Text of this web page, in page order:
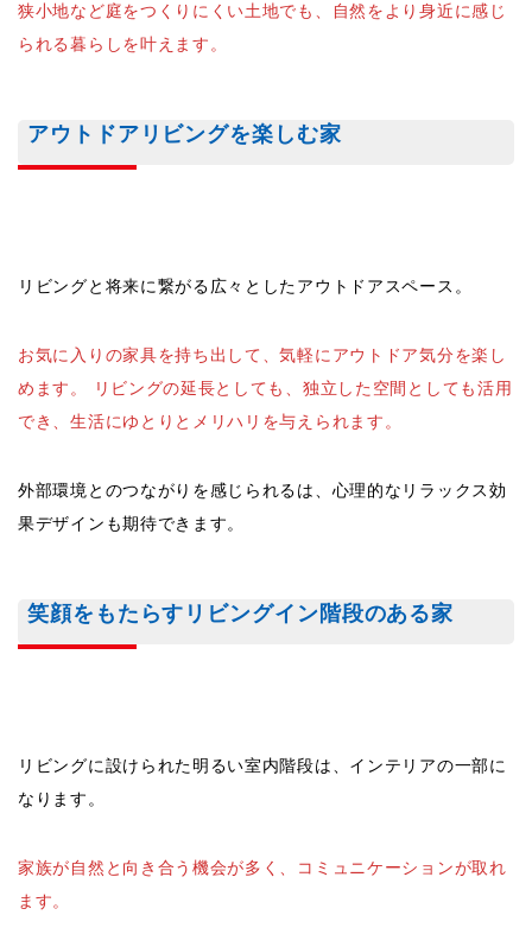
狭小地など庭をつくりにくい土地でも、自然をより身近に感じ
られる暮らしを叶えます。
アウトドアリビングを楽しむ家
リビングと将来に繋がる広々としたアウトドアスペース。
お気に入りの家具を持ち出して、気軽にアウトドア気分を​​楽し
めます。 リビングの延長としても、独立した空間としても活用
でき、生活にゆとりとメリハリを与えられます。
外部環境とのつながりを感じられるは、心理的なリラックス効
果デザインも期待できます。
笑顔をもたらすリビングイン階段のある家
リビングに設けられた明るい室内階段は、インテリアの一部に
なります。
家族が自然と向き合う機会が多く、コミュニケーションが取れ
ます。